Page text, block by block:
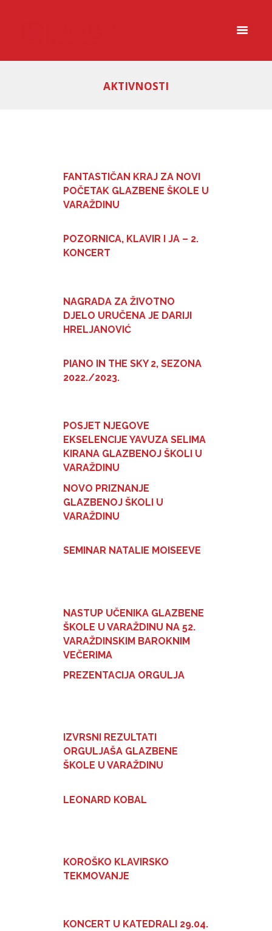
AKTIVNOSTI
FANTASTIČAN KRAJ ZA NOVI
POČETAK GLAZBENE ŠKOLE U
VARAŽDINU
POZORNICA, KLAVIR I JA – 2.
KONCERT
NAGRADA ZA ŽIVOTNO
DJELO URUČENA JE DARIJI
HRELJANOVIĆ
PIANO IN THE SKY 2, SEZONA
2022./2023.
POSJET NJEGOVE
EKSELENCIJE YAVUZA SELIMA
KIRANA GLAZBENOJ ŠKOLI U
VARAŽDINU
NOVO PRIZNANJE
GLAZBENOJ ŠKOLI U
VARAŽDINU
SEMINAR NATALIE MOISEEVE
NASTUP UČENIKA GLAZBENE
ŠKOLE U VARAŽDINU NA 52.
VARAŽDINSKIM BAROKNIM
VEČERIMA
PREZENTACIJA ORGULJA
IZVRSNI REZULTATI
ORGULJAŠA GLAZBENE
ŠKOLE U VARAŽDINU
LEONARD KOBAL
KOROŠKO KLAVIRSKO
TEKMOVANJE
KONCERT U KATEDRALI 29.04.